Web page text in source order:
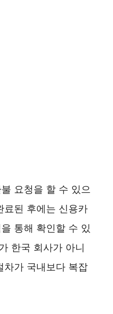
요청을 할 수 있으
료된 후에는 신용카
통해 확인할 수 있
한국 회사가 아니
차가 국내보다 복잡